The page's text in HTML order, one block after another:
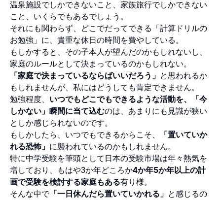
温泉施設でしかできないこと、家族旅行でしかできない
こと、いくらでもあるでしょう。
それにも関わらず、どこでだってできる「計算ドリルの
お勉強」に、貴重な休日の時間を費やしている。
もしかすると、その子本人が望んだのかもしれないし、
家庭のルールとして決まっているのかもしれない。
「家庭で決まっているならばいいだろう」 と思われるか
もしれませんが、私にはどうしても肯定できません。
勉強程度、 いつでもどこでもできるような活動を、「今
しかない」瞬間に当て込むのは、あまりにも見識が狭い
としか感じられないのです。
もしかしたら、いつでもできるからこそ、
「置いていか
れる恐怖」 に襲われているのかもしれません。
特に中学受験を筆頭として日本の受験市場は年々熱気を
増しており、もはや3か年どころか4か年5か年以上の計
画で受験を検討する家庭もある有り様。
そんな中で「一日休んだら置いていかれる」 と感じるの